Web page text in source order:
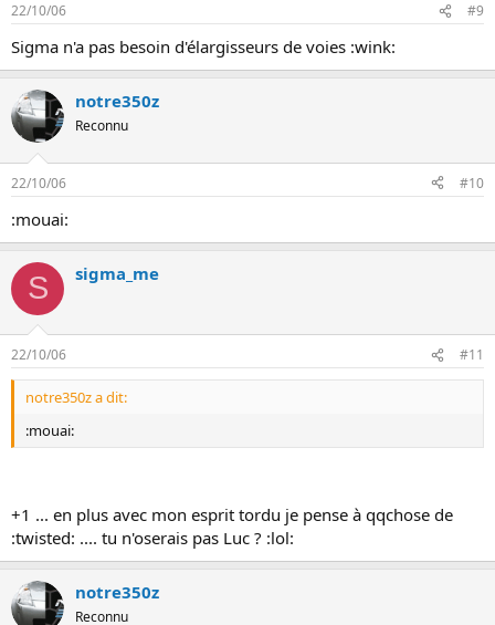
22/10/06 #9
Sigma n'a pas besoin d'élargisseurs de voies :wink:
notre350z
Reconnu
22/10/06 #10
:mouai:
S sigma_me
22/10/06 #11
notre350z a dit:
:mouai:
+1 ... en plus avec mon esprit tordu je pense à qqchose de
:twisted: .... tu n'oserais pas Luc ? :lol:
notre350z
Reconnu